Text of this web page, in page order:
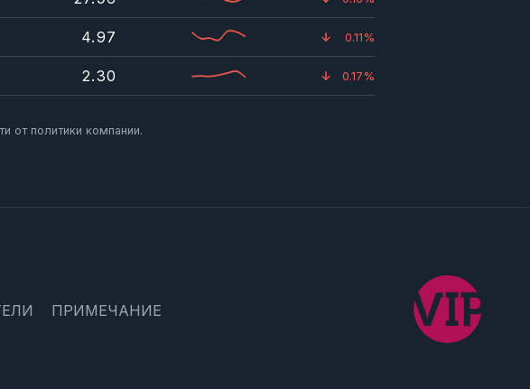
4.97 0.11%
2.30 0.17%
от политики компании.
ПРИМЕЧАНИЕ